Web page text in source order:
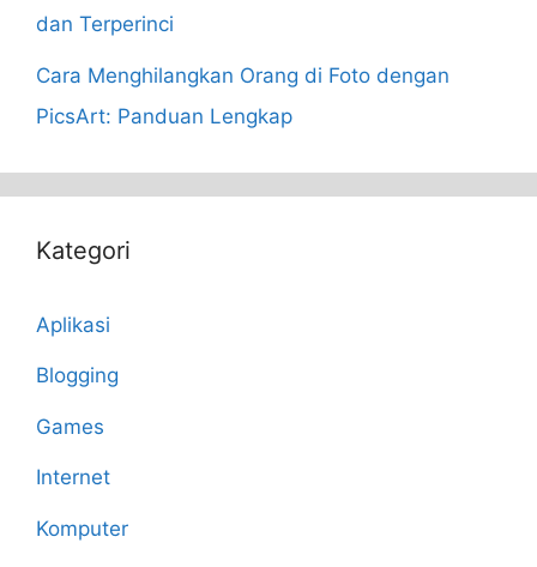
dan Terperinci
Cara Menghilangkan Orang di Foto dengan
PicsArt: Panduan Lengkap
Kategori
Aplikasi
Blogging
Games
Internet
Komputer